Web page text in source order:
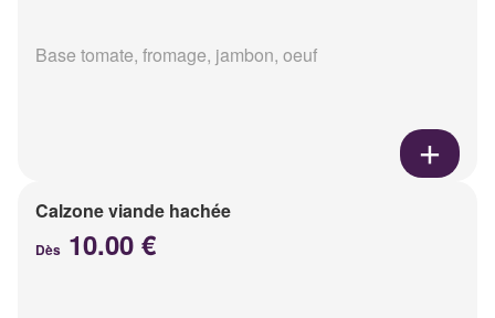
Base tomate, fromage, jambon, oeuf
Calzone viande hachée
Dès 10.00 €